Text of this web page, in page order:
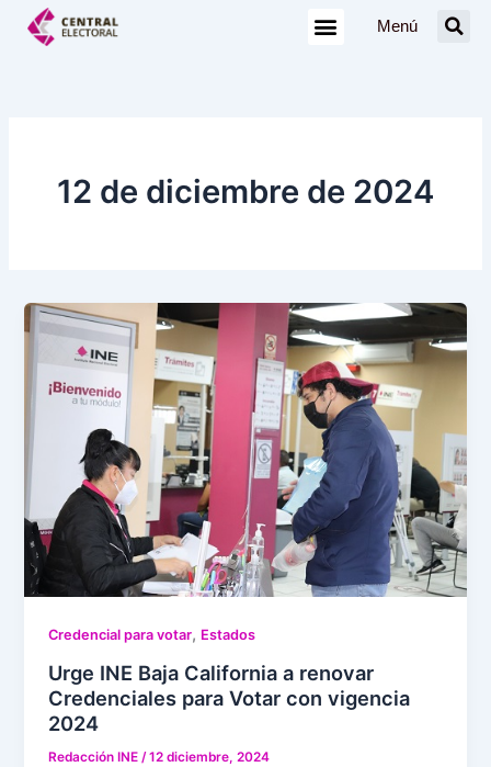
Menú
12 de diciembre de 2024
Credencial para votar, Estados
Urge INE Baja California a renovar
Credenciales para Votar con vigencia
2024
Redacción INE /12 diciembre, 2024